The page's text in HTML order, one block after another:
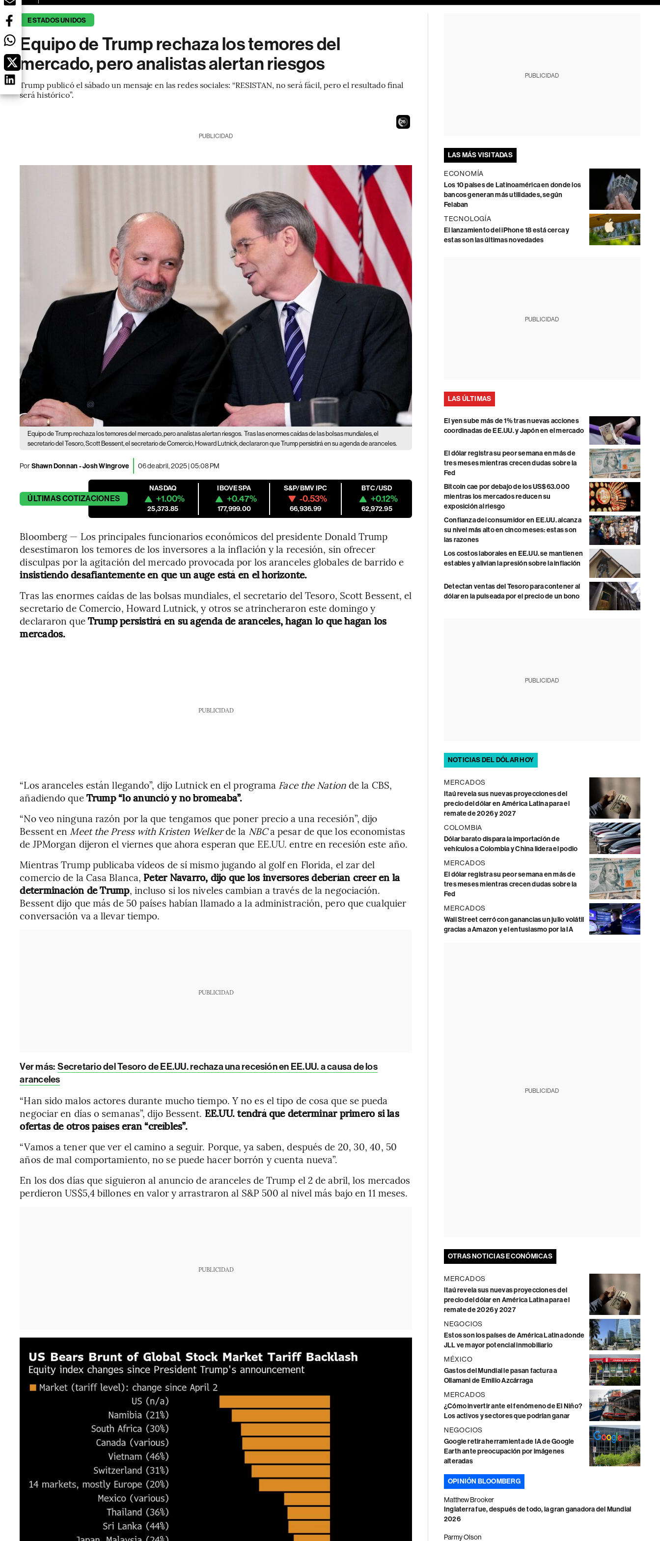
ESTADOS UNIDOS
Equipo de Trump rechaza los temores del
mercado, pero analistas alertan riesgos
Trump publicó el sábado un mensaje en las redes sociales: “RESISTAN, no será fácil, pero el resultado final
será histórico”.
24
PUBLICIDAD
Equipo de Trump rechaza los temores del mercado, pero analistas alertan riesgos. Tras las enormes caídas de las bolsas mundiales, el
secretario del Tesoro, Scott Bessent, el secretario de Comercio, Howard Lutnick, declararon que Trump persistirá en su agenda de aranceles.
PorShawn Donnan - Josh Wingrove 06 de abril, 2025 | 05:08 PM
ÚLTIMASCOTIZACIONES
NASDAQ
+1.00%
25,373.85
IBOVESPA
+0.47%
177,999.00
S&P/BMV IPC
-0.53%
66,936.99
BTC/USD
+0.12%
62,972.95
Bloomberg — Los principales funcionarios económicos del presidente Donald Trump
desestimaron los temores de los inversores a la inflación y la recesión, sin ofrecer
disculpas por la agitación del mercado provocada por los aranceles globales de barrido e
insistiendo desafiantemente en que un auge está en el horizonte.
Tras las enormes caídas de las bolsas mundiales, el secretario del Tesoro, Scott Bessent, el
secretario de Comercio, Howard Lutnick, y otros se atrincheraron este domingo y
declararon queTrump persistirá en su agenda de aranceles, hagan lo que hagan los
mercados.
PUBLICIDAD
“Los aranceles están llegando”, dijo Lutnick en el programa Face the Nationde la CBS,
añadiendo queTrump “lo anunció y no bromeaba”.
“No veo ninguna razón por la que tengamos que poner precio a una recesión”, dijo
Bessent en Meet the Press with Kristen Welkerde la NBCa pesar de que los economistas
de JPMorgan dijeron el viernes que ahora esperan que EE.UU. entre en recesión este año.
Mientras Trump publicaba vídeos de sí mismo jugando al golf en Florida, el zar del
comercio de la Casa Blanca, Peter Navarro, dijo que los inversores deberían creer en la
determinación de Trump, incluso si los niveles cambian a través de la negociación.
Bessent dijo que más de 50 países habían llamado a la administración, pero que cualquier
conversación va a llevar tiempo.
PUBLICIDAD
Ver más: Secretario del Tesoro de EE.UU. rechaza una recesión en EE.UU. a causa de los
aranceles
“Han sido malos actores durante mucho tiempo. Y no es el tipo de cosa que se pueda
negociar en días o semanas”, dijo Bessent. EE.UU. tendrá que determinar primero si las
ofertas de otros países eran “creíbles”.
“Vamos a tener que ver el camino a seguir. Porque, ya saben, después de 20, 30, 40, 50
años de mal comportamiento, no se puede hacer borrón y cuenta nueva”.
En los dos días que siguieron al anuncio de aranceles de Trump el 2 de abril, los mercados
perdieron US$5,4 billones en valor y arrastraron al S&P 500 al nivel más bajo en 11 meses.
PUBLICIDAD
PUBLICIDAD
LAS MÁS VISITADAS
ECONOMÍA
Los 10 países de Latinoamérica en donde los
bancos generan más utilidades, según
Felaban
TECNOLOGÍA
El lanzamiento del iPhone 18 está cerca y
estas son las últimas novedades
PUBLICIDAD
LAS ÚLTIMAS
El yen sube más de 1% tras nuevas acciones
coordinadas de EE.UU. y Japón en el mercado
El dólar registra su peor semana en más de
tres meses mientras crecen dudas sobre la
Fed
Bitcoin cae por debajo de los US$63.000
mientras los mercados reducen su
exposición al riesgo
Confianza del consumidor en EE.UU. alcanza
su nivel más alto en cinco meses: estas son
las razones
Los costos laborales en EE.UU. se mantienen
estables y alivian la presión sobre la inflación
Detectan ventas del Tesoro para contener al
dólar en la pulseada por el precio de un bono
PUBLICIDAD
NOTICIAS DEL DÓLAR HOY
MERCADOS
Itaú revela sus nuevas proyecciones del
precio del dólar en América Latina para el
remate de 2026 y 2027
COLOMBIA
Dólar barato dispara la importación de
vehículos a Colombia y China lidera el podio
MERCADOS
El dólar registra su peor semana en más de
tres meses mientras crecen dudas sobre la
Fed
MERCADOS
Wall Street cerró con ganancias un julio volátil
gracias a Amazon y el entusiasmo por la IA
PUBLICIDAD
OTRAS NOTICIAS ECONÓMICAS
MERCADOS
Itaú revela sus nuevas proyecciones del
precio del dólar en América Latina para el
remate de 2026 y 2027
NEGOCIOS
Estos son los países de América Latina donde
JLL ve mayor potencial inmobiliario
MÉXICO
Gastos del Mundial le pasan factura a
Ollamani de Emilio Azcárraga
MERCADOS
¿Cómo invertir ante el fenómeno de El Niño?
Los activos y sectores que podrían ganar
NEGOCIOS
Google retira herramienta de IA de Google
Earth ante preocupación por imágenes
alteradas
OPINIÓN BLOOMBERG
Matthew Brooker
Inglaterra fue, después de todo, la gran ganadora del Mundial
2026
Parmy Olson